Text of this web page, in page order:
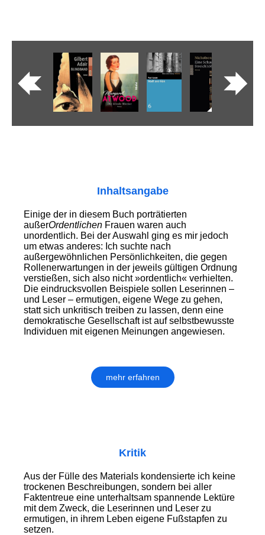
Inhaltsangabe
Einige der in diesem Buch porträtierten
außerOrdentlichen Frauen waren auch
unordentlich. Bei der Auswahl ging es mir jedoch
um etwas anderes: Ich suchte nach
außergewöhnlichen Persönlichkeiten, die gegen
Rollenerwartungen in der jeweils gültigen Ordnung
verstießen, sich also nicht »ordentlich« verhielten.
Die eindrucksvollen Beispiele sollen Leserinnen –
und Leser – ermutigen, eigene Wege zu gehen,
statt sich unkritisch treiben zu lassen, denn eine
demokratische Gesellschaft ist auf selbstbewusste
Individuen mit eigenen Meinungen angewiesen.
mehr erfahren
Kritik
Aus der Fülle des Materials kondensierte ich keine
trockenen Beschreibungen, sondern bei aller
Faktentreue eine unterhaltsam spannende Lektüre
mit dem Zweck, die Leserinnen und Leser zu
ermutigen, in ihrem Leben eigene Fußstapfen zu
setzen.